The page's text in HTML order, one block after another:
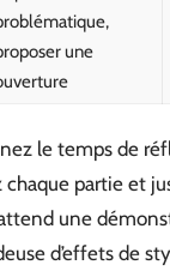
une
le temps de
partie et
une
d’effets de